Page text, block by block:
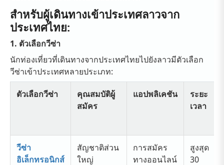
สำหรับผู้เดินทางเข้าประเทศลาวจาก
ประเทศไทย:
1. ตัวเลือกวีซ่า
นักท่องเที่ยวที่เดินทางจากประเทศไทยไปยังลาวมีตัวเลือก
วีซ่าเข้าประเทศหลายประเภท:
ตัวเลือกวีซ่า
คุณสมบัติผู้
สมัคร
แอปพลิเคชัน
ระยะ
เวลา
วีซ่า
อิเล็กทรอนิกส์
สัญชาติส่วน
ใหญ่
การสมัคร
ทางออนไลน์
สูงสุด
30